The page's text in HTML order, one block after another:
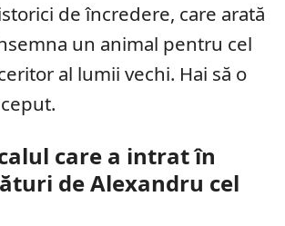
de încredere, care arată
un animal pentru cel
al lumii vechi. Hai să o
care a intrat în
de Alexandru cel